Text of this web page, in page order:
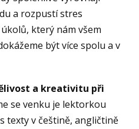
a rozpustí stres
který nám všem
být více spolu a v
a kreativitu při
se venku je lektorkou
texty v češtině, angličtině